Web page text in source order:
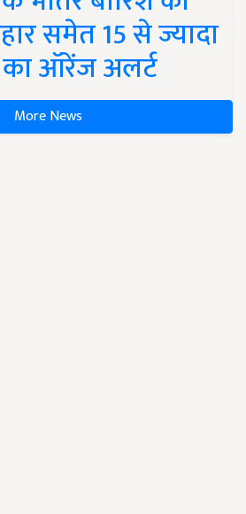
समेत 15 से ज्यादा
का ऑरेंज अलर्ट
More News